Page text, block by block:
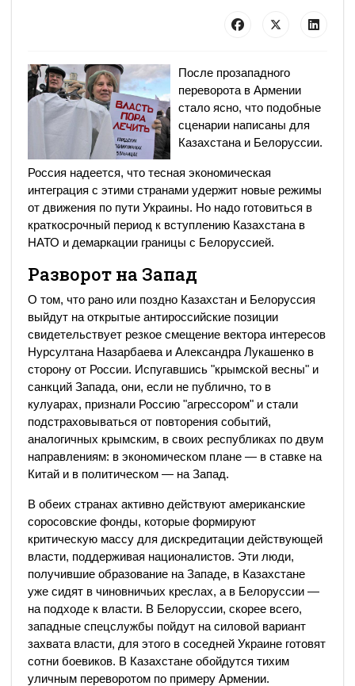
После прозападного
переворота в Армении
стало ясно, что подобные
сценарии написаны для
Казахстана и Белоруссии.
Россия надеется, что тесная экономическая
интеграция с этими странами удержит новые режимы
от движения по пути Украины. Но надо готовиться в
краткосрочный период к вступлению Казахстана в
НАТО и демаркации границы с Белоруссией.
Разворот на Запад
О том, что рано или поздно Казахстан и Белоруссия
выйдут на открытые антироссийские позиции
свидетельствует резкое смещение вектора интересов
Нурсултана Назарбаева и Александра Лукашенко в
сторону от России. Испугавшись "крымской весны" и
санкций Запада, они, если не публично, то в
кулуарах, признали Россию "агрессором" и стали
подстраховываться от повторения событий,
аналогичных крымским, в своих республиках по двум
направлениям: в экономическом плане — в ставке на
Китай и в политическом — на Запад.
В обеих странах активно действуют американские
соросовские фонды, которые формируют
критическую массу для дискредитации действующей
власти, поддерживая националистов. Эти люди,
получившие образование на Западе, в Казахстане
уже сидят в чиновничьих креслах, а в Белоруссии —
на подходе к власти. В Белоруссии, скорее всего,
западные спецслужбы пойдут на силовой вариант
захвата власти, для этого в соседней Украине готовят
сотни боевиков. В Казахстане обойдутся тихим
уличным переворотом по примеру Армении.